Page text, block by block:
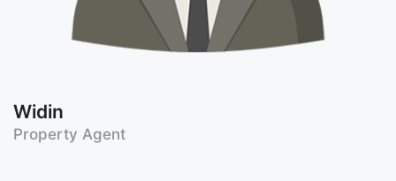
Widin
Property Agent